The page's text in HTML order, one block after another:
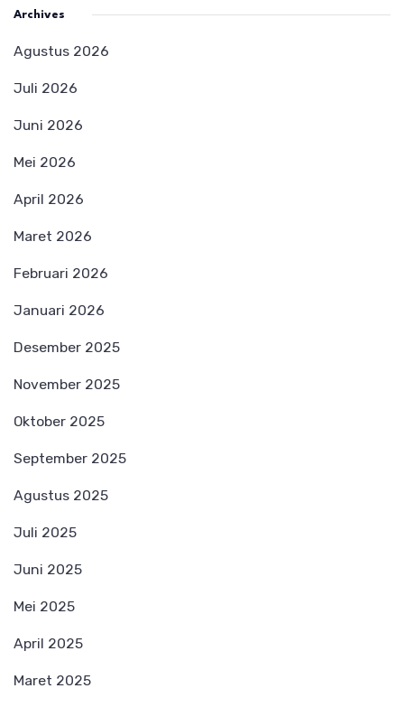
Archives
Agustus 2026
Juli 2026
Juni 2026
Mei 2026
April 2026
Maret 2026
Februari 2026
Januari 2026
Desember 2025
November 2025
Oktober 2025
September 2025
Agustus 2025
Juli 2025
Juni 2025
Mei 2025
April 2025
Maret 2025